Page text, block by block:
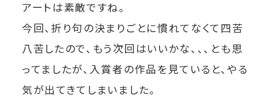
アートは素敵ですね。
今回、折り句の決まりごとに慣れてなくて四苦
八苦したので、もう次回はいいかな、、、とも思
ってましたが、入賞者の作品を見ていると、やる
気が出てきてしまいました。